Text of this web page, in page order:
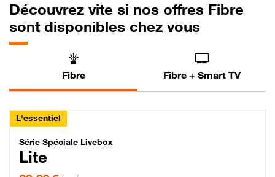
Découvrez vite si nos offres Fibre
sont disponibles chez vous
Fibre Fibre + Smart TV
L'essentiel
Série Spéciale Livebox Lite Fibre
Série Spéciale Livebox
Lite